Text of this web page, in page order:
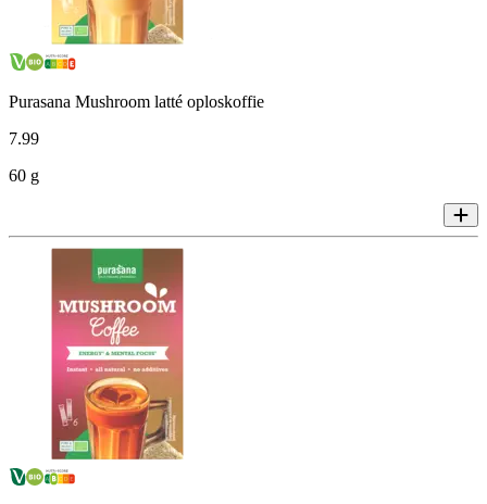
Purasana Mushroom latté oploskoffie
7.99
60 g